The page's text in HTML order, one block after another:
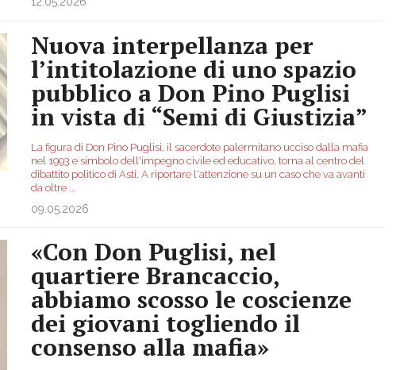
Nuova interpellanza per
l’intitolazione di uno spazio
pubblico a Don Pino Puglisi
in vista di “Semi di Giustizia”
La figura di Don Pino Puglisi, il sacerdote palermitano ucciso dalla mafia
nel 1993 e simbolo dell'impegno civile ed educativo, torna al centro del
dibattito politico di Asti. A riportare l'attenzione su un caso che va avanti
da oltre
09.05.2026
«Con Don Puglisi, nel
quartiere Brancaccio,
abbiamo scosso le coscienze
dei giovani togliendo il
consenso alla mafia»